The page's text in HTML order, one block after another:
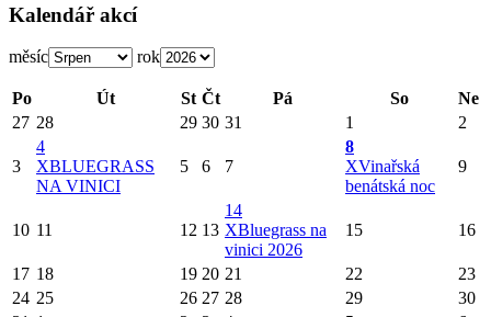
Kalendář akcí
měsíc rok
Po Út St Čt Pá So
Ne
27 28 29 30 31 1 2
3
4
XBLUEGRASS
NA VINICI
5 6 7
8
XVinařská
benátská noc
9
10 11 12 13
14
XBluegrass na
vinici 2026
15 16
17 18 19 20 21 22
23
24 25 26 27 28 29
30